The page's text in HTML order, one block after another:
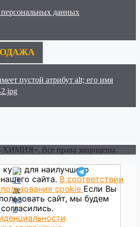
данных
ХИМИЯ». Все права защищены.
для наилучшего
сайта. В соответствии
сookie Если Вы
сайт, мы будем